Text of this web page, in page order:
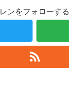
レンをフォローする